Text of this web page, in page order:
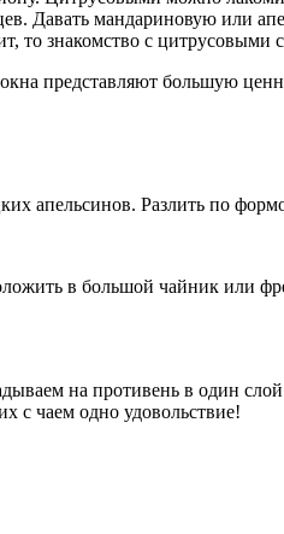
Давать мандариновую или
то знакомство с цитрусовыми
представляют большую
апельсинов. Разлить по
в большой чайник или
на противень в один
с чаем одно удовольствие!